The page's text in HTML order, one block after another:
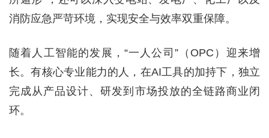
消防应急严苛环境，实现安全与效率双重保障。
随着人工智能的发展，“一人公司”（OPC）迎来增
长。有核心专业能力的人，在AI工具的加持下，独立
完成从产品设计、研发到市场投放的全链路商业闭
环。